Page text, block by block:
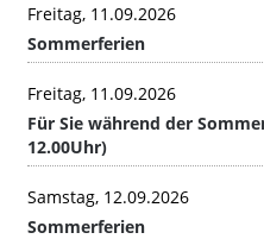
Freitag, 11.09.2026
Sommerferien
Freitag, 11.09.2026
Für Sie während der
12.00Uhr)
Samstag, 12.09.2026
Sommerferien